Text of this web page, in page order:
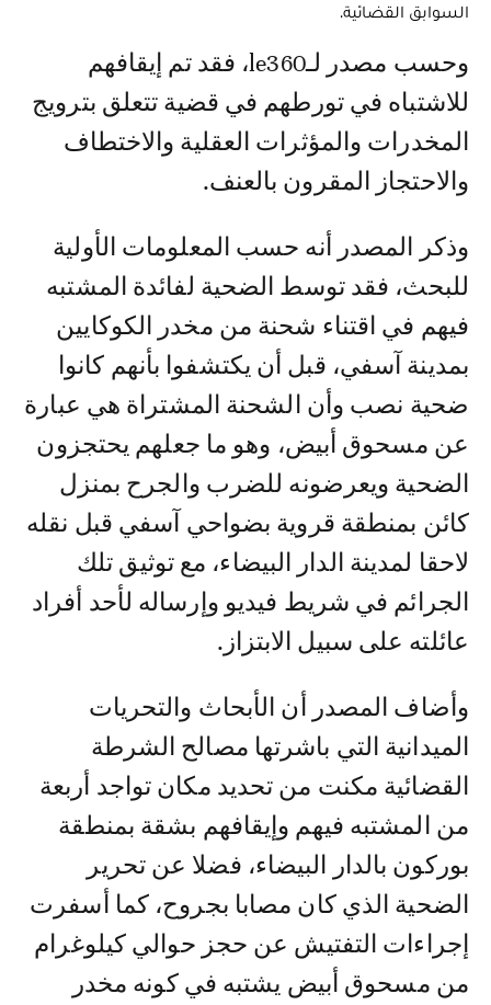
السوابق القضائية.
وحسب مصدر لـle360، فقد تم إيقافهم
للاشتباه في تورطهم في قضية تتعلق بترويج
المخدرات والمؤثرات العقلية والاختطاف
والاحتجاز المقرون بالعنف.
وذكر المصدر أنه حسب المعلومات الأولية
للبحث، فقد توسط الضحية لفائدة المشتبه
فيهم في اقتناء شحنة من مخدر الكوكايين
بمدينة آسفي، قبل أن يكتشفوا بأنهم كانوا
ضحية نصب وأن الشحنة المشتراة هي عبارة
عن مسحوق أبيض، وهو ما جعلهم يحتجزون
الضحية ويعرضونه للضرب والجرح بمنزل
كائن بمنطقة قروية بضواحي آسفي قبل نقله
لاحقا لمدينة الدار البيضاء، مع توثيق تلك
الجرائم في شريط فيديو وإرساله لأحد أفراد
عائلته على سبيل الابتزاز.
وأضاف المصدر أن الأبحاث والتحريات
الميدانية التي باشرتها مصالح الشرطة
القضائية مكنت من تحديد مكان تواجد أربعة
من المشتبه فيهم وإيقافهم بشقة بمنطقة
بوركون بالدار البيضاء، فضلا عن تحرير
الضحية الذي كان مصابا بجروح، كما أسفرت
إجراءات التفتيش عن حجز حوالي كيلوغرام
من مسحوق أبيض يشتبه في كونه مخدر